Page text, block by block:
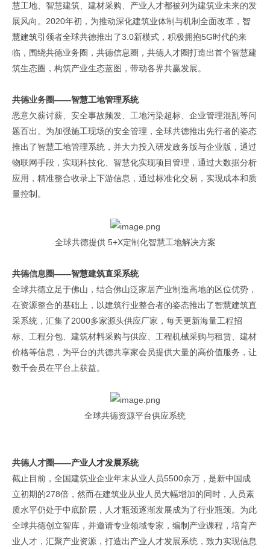
慧工地、智慧建筑、建材采购、产业人才都被列为建筑业未来的发
展风向。2020年初，为推动深化建筑业体制与机制全面改革， 智
慧建筑引领者全球共德推出了3.0新模式，积极拥抱5G时代的来
临，围绕共德业务圈，共德信息圈，共德人才圈打造出首个智慧建
筑生态圈，构筑产业生态蓝图，带动各界共赢发展。
共德业务圈——智慧工地管理系统
恶意欠薪讨薪、安全事故频发、工地污染超标、企业管理混乱等问
题百出。为加强施工现场的安全管理，全球共德推出先行者的姿态
推出了智慧工地管理系统，并大力投入研发政务版与企业版，通过
物联网手段，实现科技化、智慧化实现项目管理，通过大数据分析
应用，精准整合收录上下游信息，通过标准化交易，实现成本和质
量控制。
全球共德提供 5+X定制化智慧工地解决方案
共德信息圈——智慧建筑直采系统
全球共德立足于佛山，结合佛山泛家居产业制造高地的区位优势，
在资源整合的基础上，以建筑行业整合者的姿态推出了智慧建筑直
采系统，汇集了2000多家源头供应厂家，每天更新海量工程招
标、工程分包、建筑材料采购与供应、工程机械采购与租赁、建材
价格等信息，为平台的共德共享家会员提供大量的高价值服务，让
数千会员在平台上获益。
全球共德资源平台供应系统
共德人才圈——产业人才发展系统
截止目前，全国建筑业企业年末从业人员5500余万，是新中国成
立初期的278倍，然而在建筑业从业人员大幅增加的同时，人员素
质水平仍处于中底阶层，人才瓶颈逐渐发展成为了行业瓶颈。为此
全球共德创立智库，并邀请专业领域专家，编制产业课程，培育产
业人才，汇聚产业资源，打造出产业人才发展系统，致力实现信息